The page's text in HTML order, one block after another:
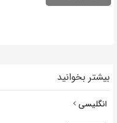
بیشتر بخوانید
انگلیسی